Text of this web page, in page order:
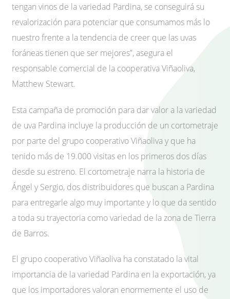
tengan vinos de la variedad Pardina, se conseguirá su
revalorización para potenciar que consumamos más lo
nuestro frente a la tendencia de creer que las uvas
foráneas tienen que ser mejores”, asegura el
responsable comercial de la cooperativa Viñaoliva,
Matthew Stewart.
Esta campaña de promoción para dar valor a la variedad
de uva Pardina incluye la producción de un cortometraje
por parte del grupo cooperativo Viñaoliva y que ha
tenido más de 19.000 visitas en los primeros dos días
desde su estreno. El cortometraje narra la historia de
Ángel y Sergio, dos distribuidores que buscan a Pardina
para entregarle algo muy importante y lo que da sentido
a toda su trayectoria como variedad de la zona de Tierra
de Barros.
El grupo cooperativo Viñaoliva ha constatado la vital
importancia de la variedad Pardina en la exportación, ya
que los importadores valoran enormemente el uso de